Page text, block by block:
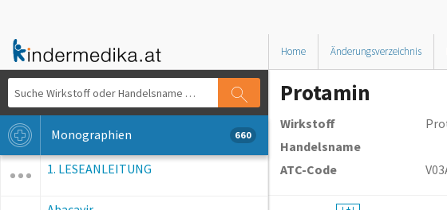
Home Änderungsverzeichnis
Monographien 660
1. LESEANLEITUNG
Protamin
Wirkstoff
Handelsname
ATC-Code